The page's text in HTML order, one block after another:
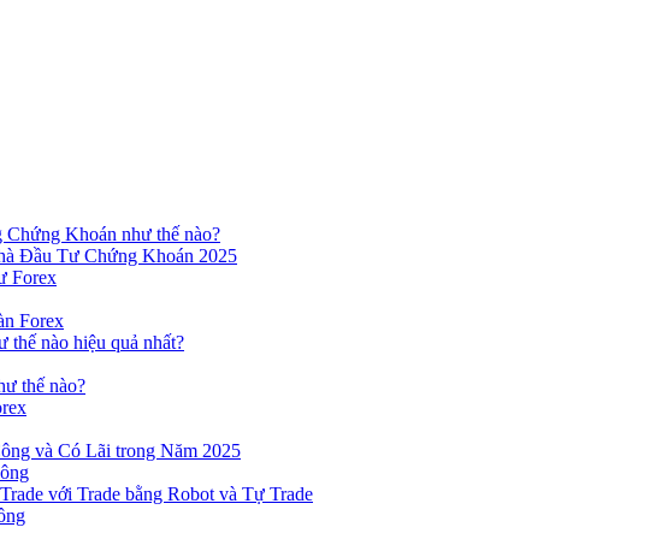
Khoán như thế nào?
Đầu Tư Chứng Khoán 2025
Forex
Forex
nào hiệu quả nhất?
thế nào?
và Có Lãi trong Năm 2025
với Trade bằng Robot và Tự Trade